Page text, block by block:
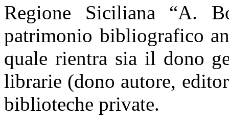
Regione Siciliana “A.
patrimonio bibliografico
quale rientra sia il dono
librarie (dono autore,
biblioteche private.